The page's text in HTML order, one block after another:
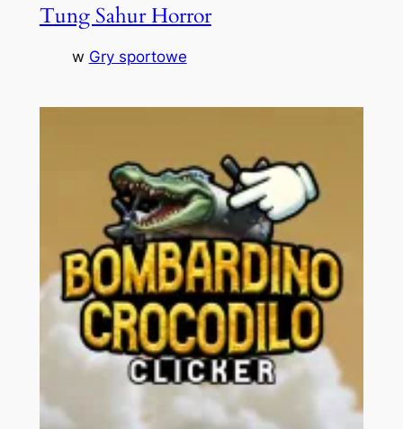
Tung Sahur Horror
w Gry sportowe